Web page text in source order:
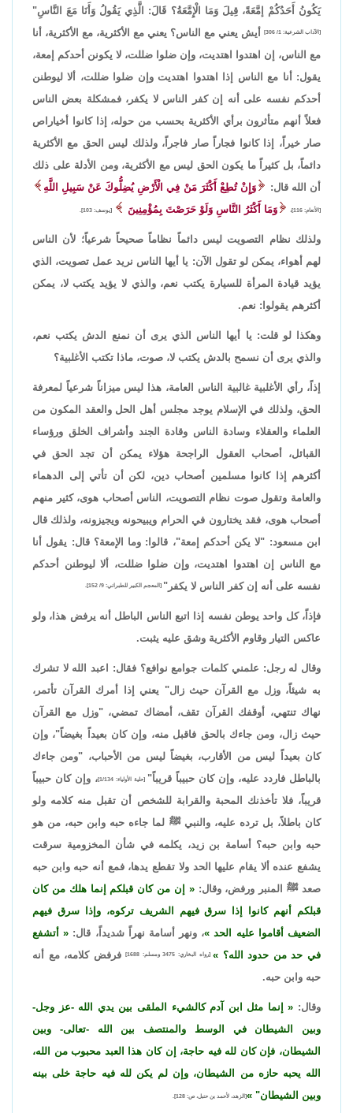
يَكُونُ أَحَدُكُمْ إمَّعَةً، قِيلَ وَمَا الْإِمَّعَةُ؟ قَالَ: الَّذِي يَقُولُ وَأَنَا مَعَ النَّاسِ"
[الآداب الشرعية: 1/ 306]
أيش يعني مع الناس؟ يعني مع الأكثرية، مع الأكثرية، أنا
مع الناس، إن اهتدوا اهتديت، وإن ضلوا ضللت، لا يكونن أحدكم إمعة،
يقول: أنا مع الناس إذا اهتدوا اهتديت وإن ضلوا ضللت، ألا ليوطنن
أحدكم نفسه على أنه إن كفر الناس لا يكفر، فمشكلة بعض الناس
فعلاً أنهم متأثرون برأي الأكثرية بحسب من حوله، إذا كانوا أخياراص
صار خيراً، إذا كانوا فجاراً صار فاجراً، ولذلك ليس الحق مع الأكثرية
دائماً، بل كثيراً ما يكون الحق ليس مع الأكثرية، ومن الأدلة على ذلك
أن الله قال:
وَإِنْ تُطِعْ أَكْثَرَ مَنْ فِي الْأَرْضِ يُضِلُّوكَ عَنْ سَبِيلِ اللَّهِ
[الأنعام: 116]، وَمَا أَكْثَرُ النَّاسِ وَلَوْ حَرَصْتَ بِمُؤْمِنِينَ [يوسف: 103].
ولذلك نظام التصويت ليس دائماً نظاماً صحيحاً شرعياً؛ لأن الناس
لهم أهواء، يمكن لو تقول الآن: يا أيها الناس نريد عمل تصويت، الذي
يؤيد قيادة المرأة للسيارة يكتب نعم، والذي لا يؤيد يكتب لا، يمكن
أكثرهم يقولوا: نعم.
وهكذا لو قلت: يا أيها الناس الذي يرى أن نمنع الدش يكتب نعم،
والذي يرى أن نسمح بالدش يكتب لا، صوت، ماذا تكتب الأغلبية؟
إذاً، رأي الأغلبية غالبية الناس العامة، هذا ليس ميزاناً شرعياً لمعرفة
الحق، ولذلك في الإسلام يوجد مجلس أهل الحل والعقد المكون من
العلماء والعقلاء وسادة الناس وقادة الجند وأشراف الخلق ورؤساء
القبائل، أصحاب العقول الراجحة هؤلاء يمكن أن تجد الحق في
أكثرهم إذا كانوا مسلمين أصحاب دين، لكن أن تأتي إلى الدهماء
والعامة وتقول صوت نظام التصويت، الناس أصحاب هوى، كثير منهم
أصحاب هوى، فقد يختارون في الحرام ويبيحونه ويجيزونه، ولذلك قال
ابن مسعود: "لا يكن أحدكم إمعة"، قالوا: وما الإمعة؟ قال: يقول أنا
مع الناس إن اهتدوا اهتديت، وإن ضلوا ضللت، ألا ليوطنن أحدكم
نفسه على أنه إن كفر الناس لا يكفر" [المعجم الكبير للطبراني: 9/ 152].
فإذاً، كل واحد يوطن نفسه إذا اتبع الناس الباطل أنه يرفض هذا، ولو
عاكس التيار وقاوم الأكثرية وشق عليه يثبت.
وقال له رجل: علمني كلمات جوامع نوافع؟ فقال: اعبد الله لا تشرك
به شيئاً، وزل مع القرآن حيث زال" يعني إذا أمرك القرآن تأتمر،
نهاك تنتهي، أوقفك القرآن تقف، أمضاك تمضي، "وزل مع القرآن
حيث زال، ومن جاءك بالحق فاقبل منه، وإن كان بعيداً بغيضاً"، وإن
كان بعيداً ليس من الأقارب، بغيضاً ليس من الأحباب، "ومن جاءك
بالباطل فاردد عليه، وإن كان حبيباً قريباً" [حلية الأولياء: 1/134]
، وإن كان حبيباً
قريباً، فلا تأخذنك المحبة والقرابة للشخص أن تقبل منه كلامه ولو
كان باطلاً، بل ترده عليه، والنبي ﷺ لما جاءه حبه وابن حبه، من هو
حبه وابن حبه؟ أسامة بن زيد، يكلمه في شأن المخزومية سرقت
يشفع عنده ألا يقام عليها الحد ولا تقطع يدها، فمع أنه حبه وابن حبه
صعد ﷺ المنبر ورفض، وقال:
إن من كان قبلكم إنما هلك من كان
قبلكم أنهم كانوا إذا سرق فيهم الشريف تركوه، وإذا سرق فيهم
الضعيف أقاموا عليه الحد
، ونهر أسامة نهراً شديداً، قال:
أتشفع
في حد من حدود الله؟
[رواه البخاري: 3475 ومسلم: 1688]
فرفض كلامه، مع أنه
حبه وابن حبه.
وقال:
إنما مثل ابن آدم كالشيء الملقى بين يدي الله -عز وجل-
وبين الشيطان في الوسط والمنتصف بين الله -تعالى- وبين
الشيطان، فإن كان لله فيه حاجة، إن كان هذا العبد محبوب من الله،
الله يحبه حازه من الشيطان، وإن لم يكن لله فيه حاجة خلى بينه
وبين الشيطان"
[الزهد، لأحمد بن حنبل، ص: 128].